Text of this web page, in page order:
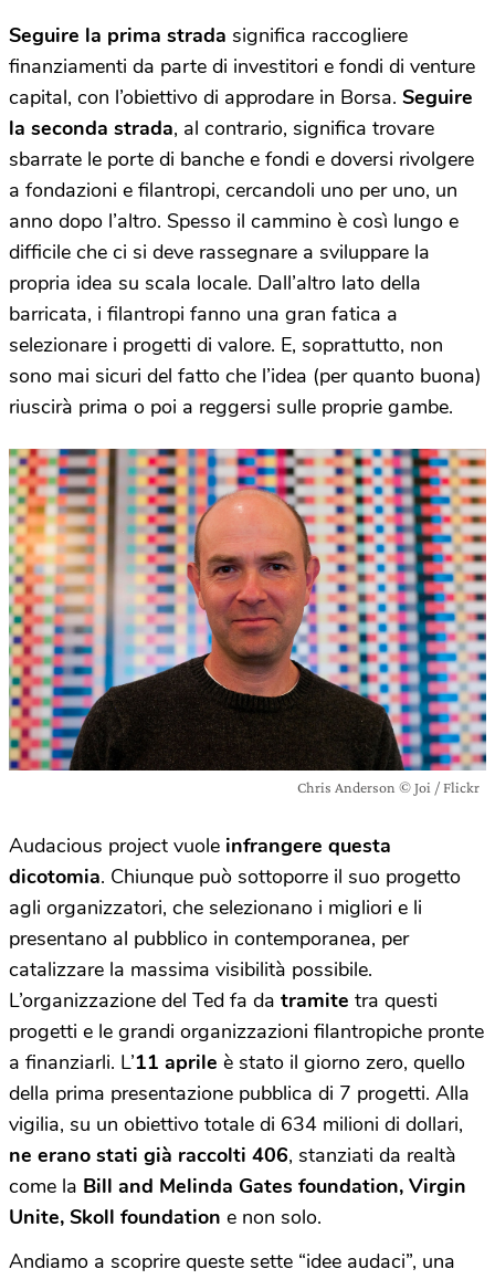
Seguire la prima strada significa raccogliere
finanziamenti da parte di investitori e fondi di venture
capital, con l’obiettivo di approdare in Borsa. Seguire
la seconda strada, al contrario, significa trovare
sbarrate le porte di banche e fondi e doversi rivolgere
a fondazioni e filantropi, cercandoli uno per uno, un
anno dopo l’altro. Spesso il cammino è così lungo e
difficile che ci si deve rassegnare a sviluppare la
propria idea su scala locale. Dall’altro lato della
barricata, i filantropi fanno una gran fatica a
selezionare i progetti di valore. E, soprattutto, non
sono mai sicuri del fatto che l’idea (per quanto buona)
riuscirà prima o poi a reggersi sulle proprie gambe.
Chris Anderson © Joi / Flickr
Audacious project vuole infrangere questa
dicotomia. Chiunque può sottoporre il suo progetto
agli organizzatori, che selezionano i migliori e li
presentano al pubblico in contemporanea, per
catalizzare la massima visibilità possibile.
L’organizzazione del Ted fa da tramite tra questi
progetti e le grandi organizzazioni filantropiche pronte
a finanziarli. L’11 aprile è stato il giorno zero, quello
della prima presentazione pubblica di 7 progetti. Alla
vigilia, su un obiettivo totale di 634 milioni di dollari,
ne erano stati già raccolti 406, stanziati da realtà
come la Bill and Melinda Gates foundation, Virgin
Unite, Skoll foundation e non solo.
Andiamo a scoprire queste sette “idee audaci”, una